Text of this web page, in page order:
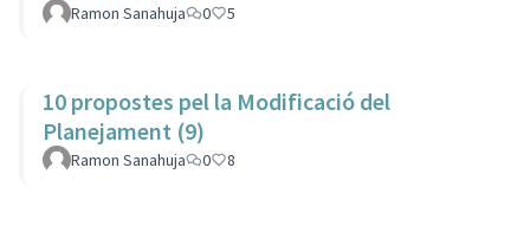
Ramon Sanahuja 0 5
10 propostes pel la Modificació del
Planejament (9)
Ramon Sanahuja 0 8